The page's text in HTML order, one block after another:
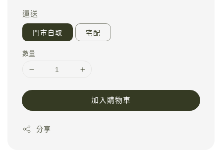
運送
門市自取 宅配
數量
加入購物車
分享